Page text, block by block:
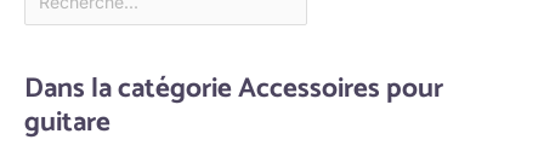
Dans la catégorie Accessoires pour
guitare